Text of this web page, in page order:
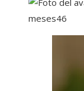
meses46